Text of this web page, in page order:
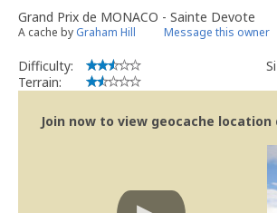
Grand Prix de MONACO - Sainte Devote
A cache by Graham Hill Message this owner
Difficulty:
Terrain:
Join now to view geocache